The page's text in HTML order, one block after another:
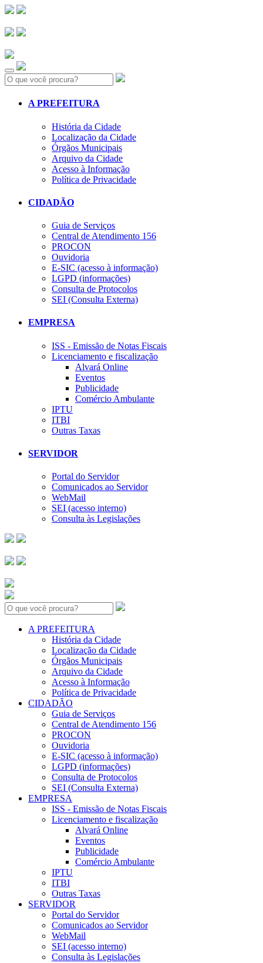
Search:
A PREFEITURA
História da Cidade
Localização da Cidade
Órgãos Municipais
Arquivo da Cidade
Acesso à Informação
Política de Privacidade
CIDADÃO
Guia de Serviços
Central de Atendimento 156
PROCON
Ouvidoria
E-SIC (acesso à informação)
LGPD (informações)
Consulta de Protocolos
SEI (Consulta Externa)
EMPRESA
ISS - Emissão de Notas Fiscais
Licenciamento e fiscalização
Alvará Online
Eventos
Publicidade
Comércio Ambulante
IPTU
ITBI
Outras Taxas
SERVIDOR
Portal do Servidor
Comunicados ao Servidor
WebMail
SEI (acesso interno)
Consulta às Legislações
Search:
A PREFEITURA
História da Cidade
Localização da Cidade
Órgãos Municipais
Arquivo da Cidade
Acesso à Informação
Política de Privacidade
CIDADÃO
Guia de Serviços
Central de Atendimento 156
PROCON
Ouvidoria
E-SIC (acesso à informação)
LGPD (informações)
Consulta de Protocolos
SEI (Consulta Externa)
EMPRESA
ISS - Emissão de Notas Fiscais
Licenciamento e fiscalização
Alvará Online
Eventos
Publicidade
Comércio Ambulante
IPTU
ITBI
Outras Taxas
SERVIDOR
Portal do Servidor
Comunicados ao Servidor
WebMail
SEI (acesso interno)
Consulta às Legislações